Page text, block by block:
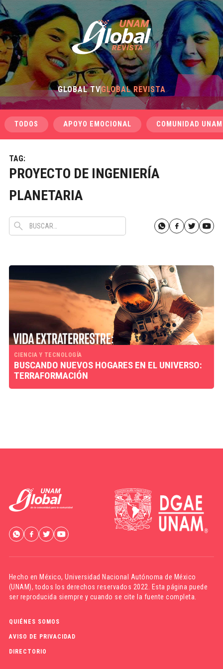
GLOBAL TVGLOBAL REVISTA
TODOS APOYO EMOCIONAL COMUNIDAD UNAM
TAG:
PROYECTO DE INGENIERÍA
PLANETARIA
CIENCIA Y TECNOLOGÍA
BUSCANDO NUEVOS HOGARES EN EL UNIVERSO:
TERRAFORMACIÓN
Hecho en México,Universidad Nacional Autónoma de México
(UNAM), todos los derechos reservados 2022. Esta página puede
ser reproducida siempre y cuando se cite la fuente completa.
QUIÉNES SOMOS
AVISO DE PRIVACIDAD
DIRECTORIO